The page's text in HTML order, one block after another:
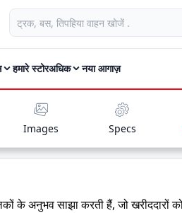
हमारे स्टोरअधिक नया आगाज़
Images Specs
के अनुभव साझा करती हैं, जो खरीददारों